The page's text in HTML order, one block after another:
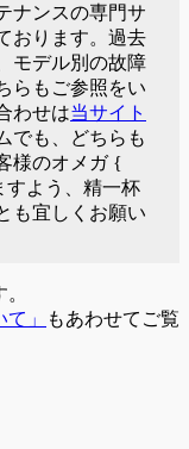
ナンスの専門サ
おります。過去
モデル別の故障
らもご参照をい
わせは当サイト
でも、どちらも
様のオメガ {
すよう、精一杯
も宜しくお願い
」
もあわせてご覧